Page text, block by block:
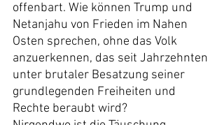
offenbart. Wie können Trump und
Netanjahu von Frieden im Nahen
Osten sprechen, ohne das Volk
anzuerkennen, das seit Jahrzehnten
unter brutaler Besatzung seiner
grundlegenden Freiheiten und
Rechte beraubt wird?